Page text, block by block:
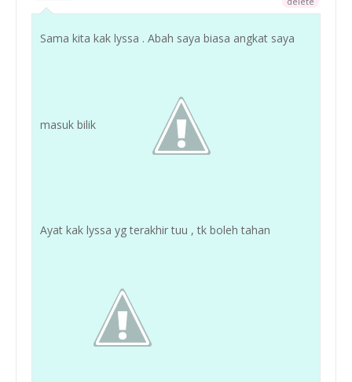
Sama kita kak lyssa . Abah saya biasa angkat saya
masuk bilik
Ayat kak lyssa yg terakhir tuu , tk boleh tahan